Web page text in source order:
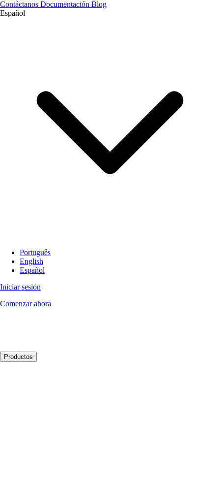
Contáctanos Documentación Blog
Español
Português
English
Español
Iniciar sesión
Comenzar ahora
Productos